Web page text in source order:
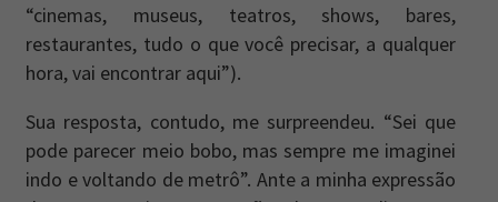
“cinemas, museus, teatros, shows, bares,
restaurantes, tudo o que você precisar, a qualquer
hora, vai encontrar aqui”).
Sua resposta, contudo, me surpreendeu. “Sei que
pode parecer meio bobo, mas sempre me imaginei
indo e voltando de metrô”. Ante a minha expressão